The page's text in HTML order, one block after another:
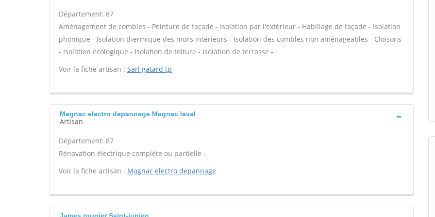
Département: 87
Aménagement de combles - Peinture de façade - Isolation par l'extérieur - Habillage de façade - Isolation
phonique - Isolation thermique des murs intérieurs - Isolation des combles non aménageables - Cloisons
- Isolation écologique - Isolation de toiture - Isolation de terrasse -
Voir la fiche artisan : Sarl gatard tp
Magnac electro depannage Magnac laval
Artisan
Département: 87
Rénovation électrique complète ou partielle -
Voir la fiche artisan : Magnac electro depannage